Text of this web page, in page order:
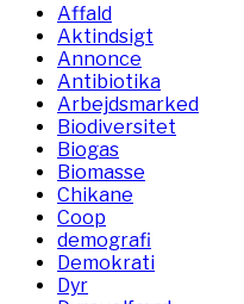
Affald
Aktindsigt
Annonce
Antibiotika
Arbejdsmarked
Biodiversitet
Biogas
Biomasse
Chikane
Coop
demografi
Demokrati
Dyr